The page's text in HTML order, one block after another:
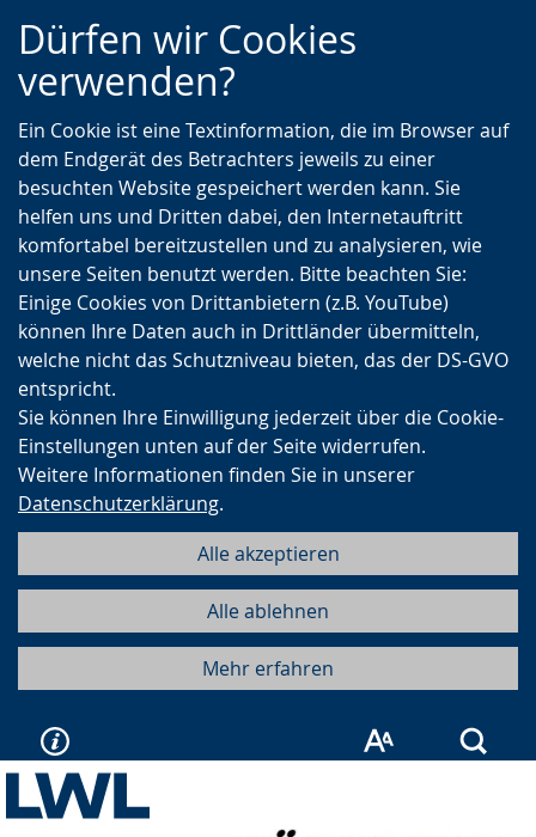
Zur
Hauptnavigation
Zur
Seitennavigation
Zum
Inhalt
Dürfen wir Cookies
verwenden?
Ein Cookie ist eine Textinformation, die im Browser auf
dem Endgerät des Betrachters jeweils zu einer
besuchten Website gespeichert werden kann. Sie
helfen uns und Dritten dabei, den Internetauftritt
komfortabel bereitzustellen und zu analysieren, wie
unsere Seiten benutzt werden. Bitte beachten Sie:
Einige Cookies von Drittanbietern (z.B. YouTube)
können Ihre Daten auch in Drittländer übermitteln,
welche nicht das Schutzniveau bieten, das der DS-GVO
entspricht.
Sie können Ihre Einwilligung jederzeit über die Cookie-
Einstellungen unten auf der Seite widerrufen.
Weitere Informationen finden Sie in unserer
Datenschutzerklärung.
Alle akzeptieren
Alle ablehnen
Mehr erfahren